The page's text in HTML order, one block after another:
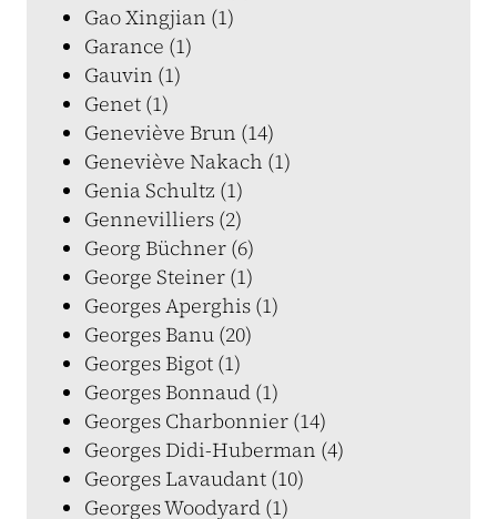
Gao Xingjian (1)
Garance (1)
Gauvin (1)
Genet (1)
Geneviève Brun (14)
Geneviève Nakach (1)
Genia Schultz (1)
Gennevilliers (2)
Georg Büchner (6)
George Steiner (1)
Georges Aperghis (1)
Georges Banu (20)
Georges Bigot (1)
Georges Bonnaud (1)
Georges Charbonnier (14)
Georges Didi-Huberman (4)
Georges Lavaudant (10)
Georges Woodyard (1)